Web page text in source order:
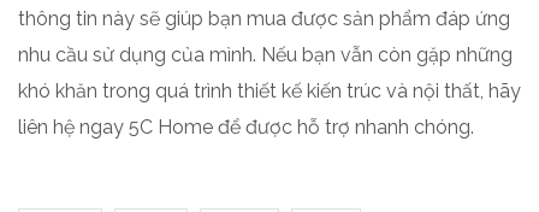
thông tin này sẽ giúp bạn mua được sản phẩm đáp ứng
nhu cầu sử dụng của mình. Nếu bạn vẫn còn gặp những
khó khăn trong quá trình thiết kế kiến trúc và nội thất, hãy
liên hệ ngay 5C Home để được hỗ trợ nhanh chóng.